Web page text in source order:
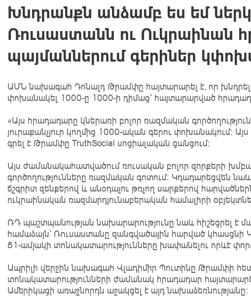
Խնդրանքն անձամբ ես եմ
Ռուսաստանն ու Ուկրաինան
պայմաններում գերիներ
ԱՄՆ նախագահ Դոնալդ Թրամփը հայտարարել է, որ
փոխանակել 1000-ը 1000-ի դիմաց՝ հայտարարված
«Այս հրադադարը կներառի բոլոր ռազմական
յուրաքանչյուր կողմից 1000-ական գերու փոխանակում։
գրել է Թրամփը TruthSocial սոցիալական ցանցում։
Այս ժամանակահատվածում ռուսական բոլոր զորքերի
գործողությունները ռազմական գոտում: Կդադարեցվեն
ճշգրիտ զենքերով և անօդաչու թռչող սարքերով
ուկրաինական ռազմարդյունաբերական համալիրի
ՌԴ պաշտպանության նախարարությունը նաև հիշեցրել է
համաձայն՝ Ռուսաստանը զանգվածային հարված
81-ամյակի տոնակատարությունները խափանելու որևէ փորձ
Ապրիլի վերջին նախագահ Վլադիմիր Պուտինը Թրամփի
տոնակատարությունների ժամանակ հրադադար
Ամերիկացի առաջնորդն աջակցել է այդ նախաձեռնությանը։